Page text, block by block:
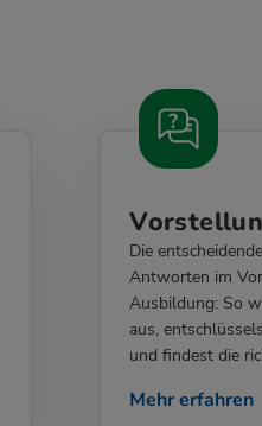
Die
Antworten im
Ausbildung: So
aus,
und findest die
Mehr erfahren